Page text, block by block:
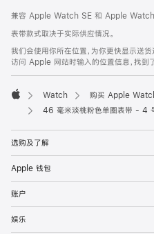
页
页
脚
注
兼容 Apple Watch SE 和 Apple Watch
表带款式取决于实际供应情况。
我们会使用你所在位置，为你更快显示送
访问 Apple 网站时输入的位置信息，找到
Apple
Watch
购买 Apple
46 毫米淡桃粉色单圈表带 - 4
选购及了解
Apple 钱包
账户
娱乐